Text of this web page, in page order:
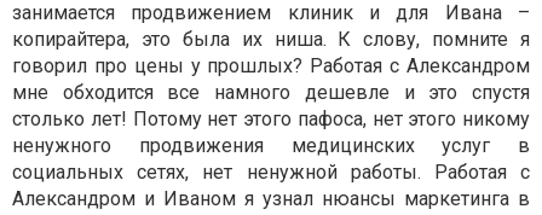
занимается продвижением клиник и для Ивана –
копирайтера, это была их ниша. К слову, помните я
говорил про цены у прошлых? Работая с Александром
мне обходится все намного дешевле и это спустя
столько лет! Потому нет этого пафоса, нет этого никому
ненужного продвижения медицинских услуг в
социальных сетях, нет ненужной работы. Работая с
Александром и Иваном я узнал нюансы маркетинга в